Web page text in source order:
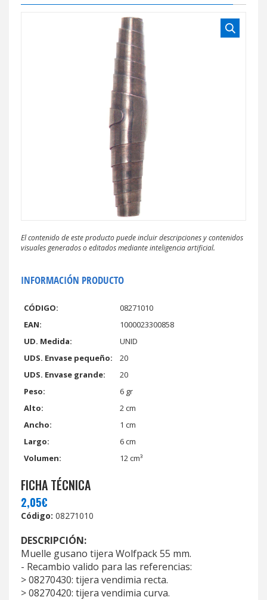
El contenido de este producto puede incluir descripciones y contenidos
visuales generados o editados mediante inteligencia artificial.
INFORMACIÓN PRODUCTO
CÓDIGO:
08271010
EAN:
1000023300858
UD. Medida:
UNID
UDS. Envase pequeño:
20
UDS. Envase grande:
20
Peso:
6 gr
Alto:
2 cm
Ancho:
1 cm
Largo:
6 cm
Volumen:
12 cm³
FICHA TÉCNICA
2,05€
Código: 08271010
DESCRIPCIÓN:
Muelle gusano tijera Wolfpack 55 mm.
- Recambio valido para las referencias:
> 08270430: tijera vendimia recta.
> 08270420: tijera vendimia curva.